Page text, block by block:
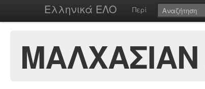
Ελληνικά ΕΛΟ Περί